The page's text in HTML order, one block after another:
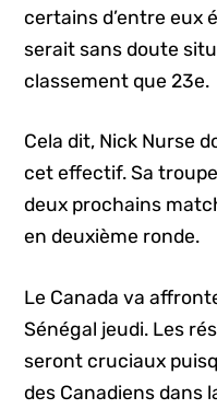
certains d’entre eux
serait sans doute
classement que 23e.
Cela dit, Nick Nurse
cet effectif. Sa
deux prochains
en deuxième ronde.
Le Canada va
Sénégal jeudi. Les
seront cruciaux
des Canadiens dans